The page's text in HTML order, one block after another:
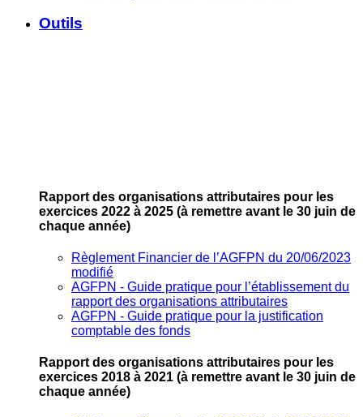
Outils
Rapport des organisations attributaires pour les
exercices 2022 à 2025 (à remettre avant le 30 juin de
chaque année)
Règlement Financier de l’AGFPN du 20/06/2023
modifié
AGFPN ‐ Guide pratique pour l’établissement du
rapport des organisations attributaires
AGFPN ‐ Guide pratique pour la justification
comptable des fonds
Rapport des organisations attributaires pour les
exercices 2018 à 2021 (à remettre avant le 30 juin de
chaque année)